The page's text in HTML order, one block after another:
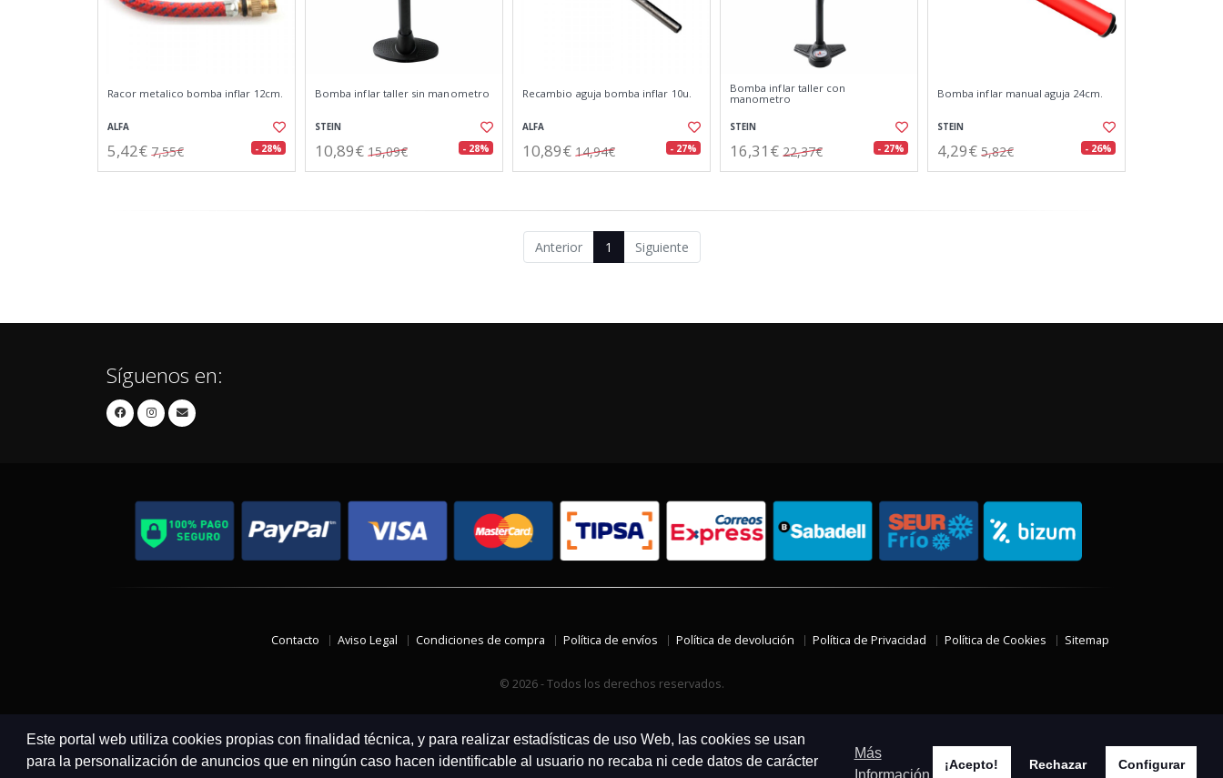
Este portal web utiliza cookies propias con finalidad técnica, y para realizar estadísticas de uso Web, las cookies se usan
para la personalización de anuncios que en ningún caso hacen identificable al usuario no recaba ni cede datos de carácter
Más
Información
¡Acepto! Rechazar Configurar
Racor metalico bomba inflar 12cm.
ALFA
5,42€ 7,55€ - 28%
Bomba inflar taller sin manometro
STEIN
10,89€ 15,09€ - 28%
Recambio aguja bomba inflar 10u.
ALFA
10,89€ 14,94€ - 27%
Bomba inflar taller con
manometro
STEIN
16,31€ 22,37€ - 27%
Bomba inflar manual aguja 24cm.
STEIN
4,29€ 5,82€ - 26%
Anterior 1 Siguiente
Síguenos en:
Contacto Aviso Legal Condiciones de compra Política de envíos Política de devolución Política de Privacidad Política de Cookies Sitemap
© 2026 - Todos los derechos reservados.